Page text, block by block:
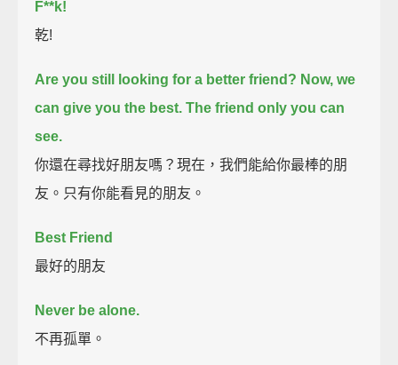
F**k!
乾!
Are you still looking for a better friend? Now, we
can give you the best. The friend only you can
see.
你還在尋找好朋友嗎？現在，我們能給你最棒的朋
友。只有你能看見的朋友。
Best Friend
最好的朋友
Never be alone.
不再孤單。